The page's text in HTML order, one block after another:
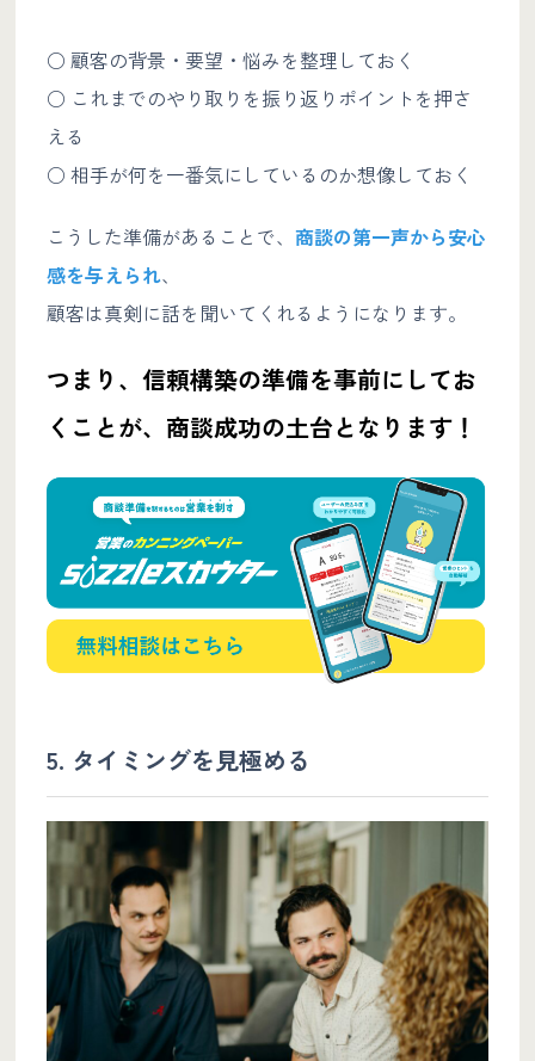
○ 顧客の背景・要望・悩みを整理しておく
○ これまでのやり取りを振り返りポイントを押さ
える
○ 相手が何を一番気にしているのか想像しておく
こうした準備があることで、 商談の第一声から安心
感を与えられ、
顧客は真剣に話を聞いてくれるようになります。
つまり、信頼構築の準備を事前にしてお
くことが、商談成功の土台となります！
5. タイミングを見極める